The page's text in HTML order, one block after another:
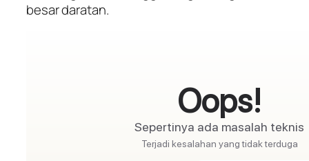
besar daratan.